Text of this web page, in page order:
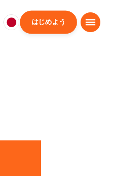
日
はじめよう